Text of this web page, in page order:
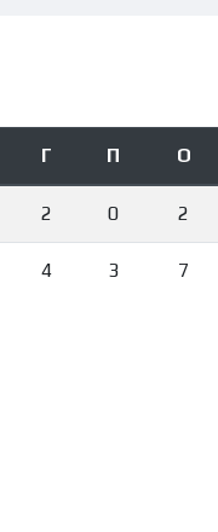
Г П О
2 0 2
4 3 7